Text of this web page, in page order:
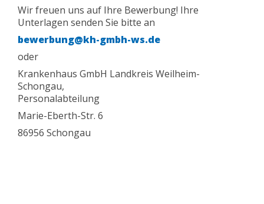
Wir freuen uns auf Ihre Bewerbung! Ihre
Unterlagen senden Sie bitte an
bewerbung@kh-gmbh-ws.de
oder
Krankenhaus GmbH Landkreis Weilheim-
Schongau,
Personalabteilung
Marie-Eberth-Str. 6
86956 Schongau